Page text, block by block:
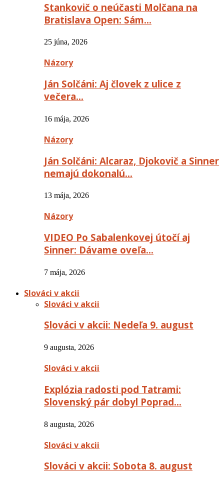
Stankovič o neúčasti Molčana na
Bratislava Open: Sám…
25 júna, 2026
Názory
Ján Solčáni: Aj človek z ulice z
večera…
16 mája, 2026
Názory
Ján Solčáni: Alcaraz, Djokovič a Sinner
nemajú dokonalú…
13 mája, 2026
Názory
VIDEO Po Sabalenkovej útočí aj
Sinner: Dávame oveľa…
7 mája, 2026
Slováci v akcii
Slováci v akcii
Slováci v akcii: Nedeľa 9. august
9 augusta, 2026
Slováci v akcii
Explózia radosti pod Tatrami:
Slovenský pár dobyl Poprad…
8 augusta, 2026
Slováci v akcii
Slováci v akcii: Sobota 8. august